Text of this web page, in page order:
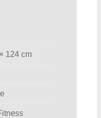
124 cm